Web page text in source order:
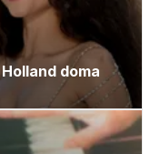
doma